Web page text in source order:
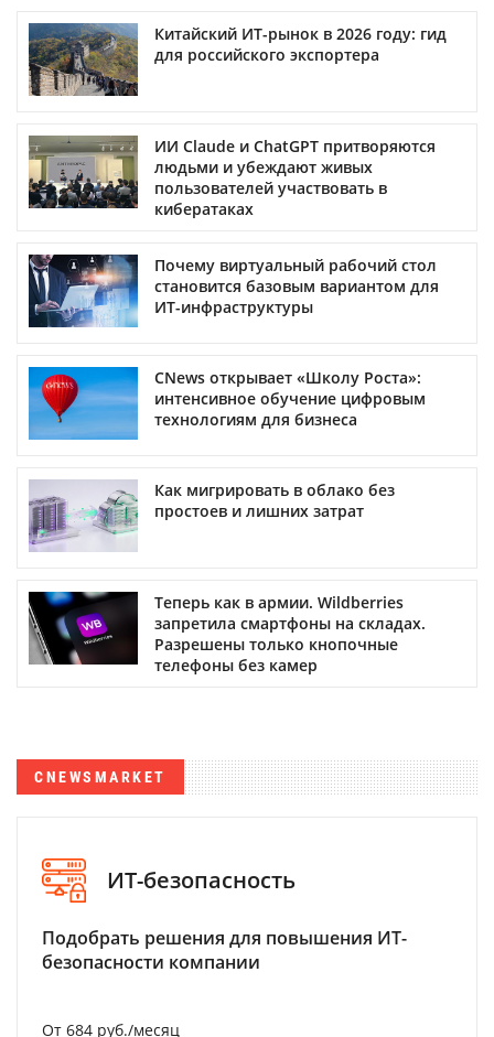
Китайский ИТ-рынок в 2026 году: гид
для российского экспортера
ИИ Claude и ChatGPT притворяются
людьми и убеждают живых
пользователей участвовать в
кибератаках
Почему виртуальный рабочий стол
становится базовым вариантом для
ИТ-инфраструктуры
CNews открывает «Школу Роста»:
интенсивное обучение цифровым
технологиям для бизнеса
Как мигрировать в облако без
простоев и лишних затрат
Теперь как в армии. Wildberries
запретила смартфоны на складах.
Разрешены только кнопочные
телефоны без камер
CNEWSMARKET
ИТ-безопасность
Подобрать решения для повышения ИТ-
безопасности компании
От 684 руб./месяц